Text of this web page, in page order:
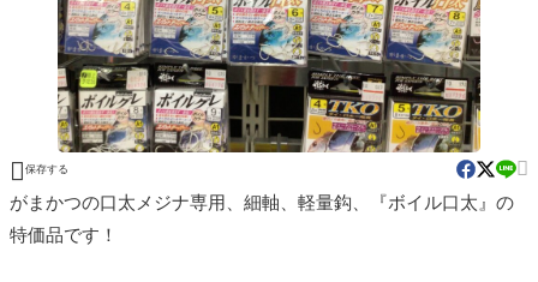
 保存する 
がまかつの口太メジナ専用、細軸、軽量鈎、『ボイル口太』の
特価品です！